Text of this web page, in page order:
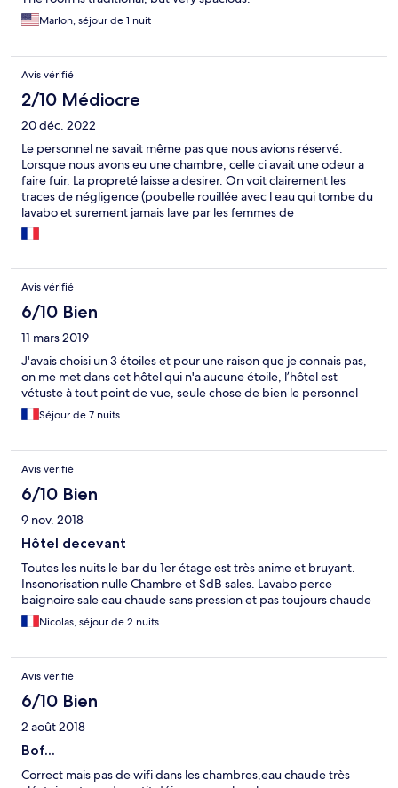
Marlon, séjour de 1 nuit
Avis vérifié
2/10 Médiocre
20 déc. 2022
Le personnel ne savait même pas que nous avions réservé.
Lorsque nous avons eu une chambre, celle ci avait une odeur a
faire fuir. La propreté laisse a desirer. On voit clairement les
traces de négligence (poubelle rouillée avec l eau qui tombe du
lavabo et surement jamais lave par les femmes de
menage,fauteuil avec traces de brulures de cigarette et j en
passe. La seule chose positive c est la presence d une
justement pour eviter de dormir dans la chambre. Fuyez ! Nous
avons ete prevenu et n avons pas ecoute. Evidemment nous n
avons passé qu une nuit.
Avis vérifié
6/10 Bien
11 mars 2019
J'avais choisi un 3 étoiles et pour une raison que je connais pas,
on me met dans cet hôtel qui n'a aucune étoile, l’hôtel est
vétuste à tout point de vue, seule chose de bien le personnel
Séjour de 7 nuits
Avis vérifié
6/10 Bien
9 nov. 2018
Hôtel decevant
Toutes les nuits le bar du 1er étage est très anime et bruyant.
Insonorisation nulle Chambre et SdB sales. Lavabo perce
baignoire sale eau chaude sans pression et pas toujours chaude
Nicolas, séjour de 2 nuits
Avis vérifié
6/10 Bien
2 août 2018
Bof...
Correct mais pas de wifi dans les chambres,eau chaude très